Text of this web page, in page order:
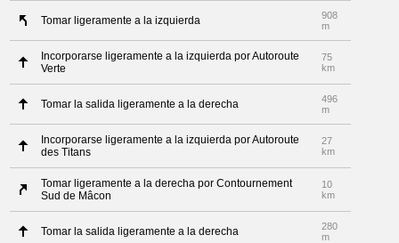
Tomar ligeramente a la izquierda
908
m
Incorporarse ligeramente a la izquierda por Autoroute
Verte
75
km
Tomar la salida ligeramente a la derecha
496
m
Incorporarse ligeramente a la izquierda por Autoroute
des Titans
27
km
Tomar ligeramente a la derecha por Contournement
Sud de Mâcon
10
km
Tomar la salida ligeramente a la derecha
280
m